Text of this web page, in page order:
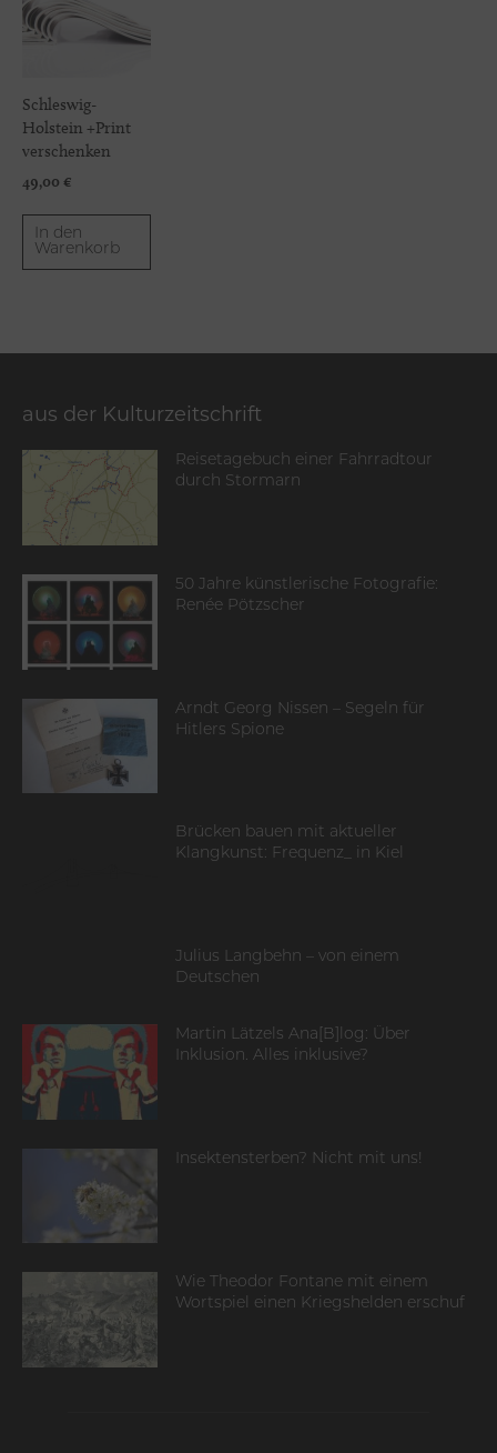
Schleswig-
Holstein +Print
verschenken
49,00 €
In den
Warenkorb
aus der Kulturzeitschrift
Reisetagebuch einer Fahrradtour
durch Stormarn
50 Jahre künstlerische Fotografie:
Renée Pötzscher
Arndt Georg Nissen – Segeln für
Hitlers Spione
Brücken bauen mit aktueller
Klangkunst: Frequenz_ in Kiel
Julius Langbehn – von einem
Deutschen
Martin Lätzels Ana[B]log: Über
Inklusion. Alles inklusive?
Insektensterben? Nicht mit uns!
Wie Theodor Fontane mit einem
Wortspiel einen Kriegshelden erschuf